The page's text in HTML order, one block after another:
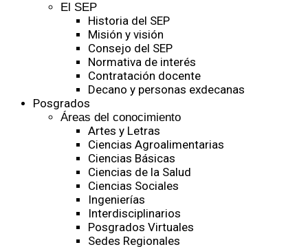
El SEP
Historia del SEP
Misión y visión
Consejo del SEP
Normativa de interés
Contratación docente
Decano y personas exdecanas
Posgrados
Áreas del conocimiento
Artes y Letras
Ciencias Agroalimentarias
Ciencias Básicas
Ciencias de la Salud
Ciencias Sociales
Ingenierías
Interdisciplinarios
Posgrados Virtuales
Sedes Regionales